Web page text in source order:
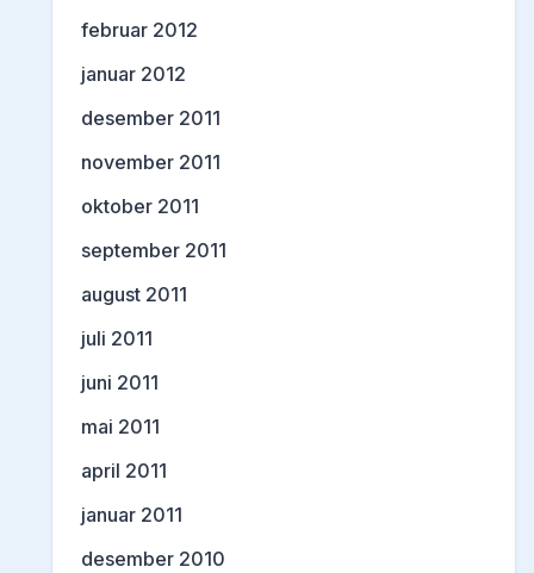
februar 2012
januar 2012
desember 2011
november 2011
oktober 2011
september 2011
august 2011
juli 2011
juni 2011
mai 2011
april 2011
januar 2011
desember 2010